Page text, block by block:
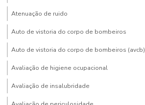
Atenuação de ruido
Auto de vistoria do corpo de bombeiros
Auto de vistoria do corpo de bombeiros (avcb)
Avaliação de higiene ocupacional
Avaliação de insalubridade